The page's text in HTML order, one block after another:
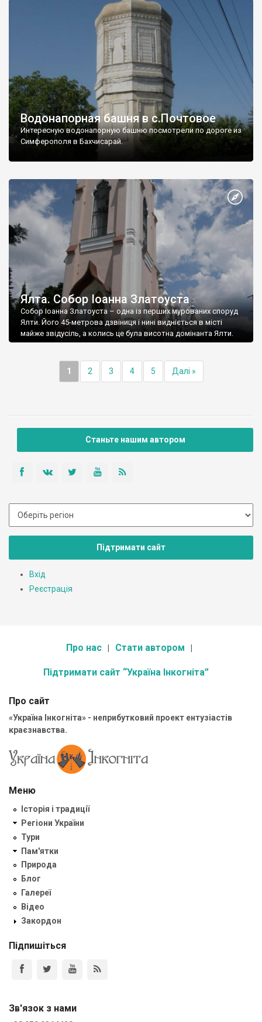
Водонапорная башня в с.Почтовое
Интересную водонапорную башню посмотрели по дороге из
Симферополя в Бахчисарай.
Ялта. Собор Іоанна Златоуста
Собор Іоанна Златоуста – одна із перших мурованих споруд
Ялти. Його 45-метрова дзвіниця і нині видніється в місті
майже звідусіль, а колись це була висотна домінанта Ялти.
1 2 3 4 5 Далі »
Станьте нашим автором
Підтримати сайт
Вхід
Реєстрація
Про нас Стати автором
Підтримати сайт “Україна Інкогніта”
Про сайт
«Україна Інкогніта» - неприбутковий проект ентузіастів
краєзнавства.
Меню
Історія і традиції
Регіони України
Тури
Пам'ятки
Природа
Блог
Галереї
Відео
Закордон
Підпишіться
Зв'язок з нами